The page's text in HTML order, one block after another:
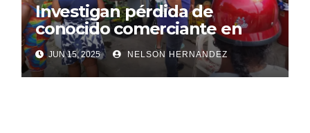
Investigan pérdida de
conocido comerciante en
Sosúa
JUN 15, 2025 NELSON HERNANDEZ